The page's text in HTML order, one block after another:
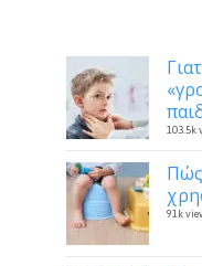
103.5k
Πώς
91k